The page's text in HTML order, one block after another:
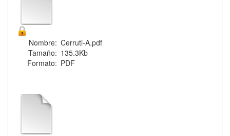
Nombre: Cerruti-A.pdf
Tamaño: 135.3Kb
Formato: PDF